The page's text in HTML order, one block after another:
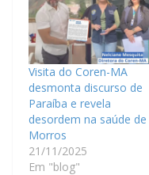
Visita do Coren-MA
desmonta discurso de
Paraíba e revela
desordem na saúde de
Morros
21/11/2025
Em "blog"